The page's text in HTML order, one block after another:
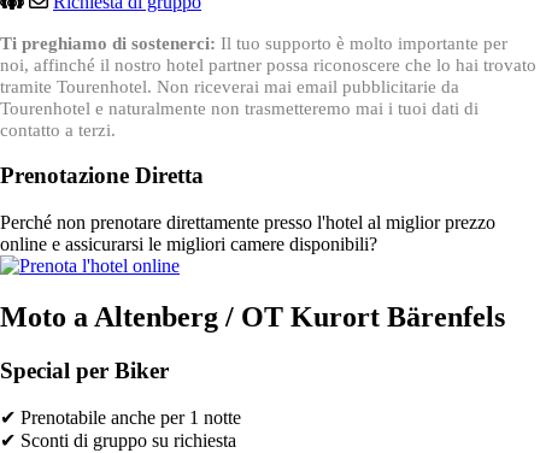
Ti preghiamo di sostenerci: Il tuo supporto è molto importante per
noi, affinché il nostro hotel partner possa riconoscere che lo hai trovato
tramite Tourenhotel. Non riceverai mai email pubblicitarie da
Tourenhotel e naturalmente non trasmetteremo mai i tuoi dati di
contatto a terzi.
Prenotazione Diretta
Perché non prenotare direttamente presso l'hotel al miglior prezzo
online e assicurarsi le migliori camere disponibili?
Moto a Altenberg / OT Kurort Bärenfels
Special per Biker
✔ Prenotabile anche per 1 notte
✔ Sconti di gruppo su richiesta